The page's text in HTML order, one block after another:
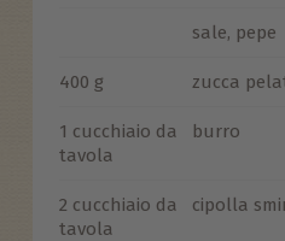
sale, pepe
400 g zucca
1 cucchiaio da
tavola
burro
2 cucchiaio da
tavola
cipolla